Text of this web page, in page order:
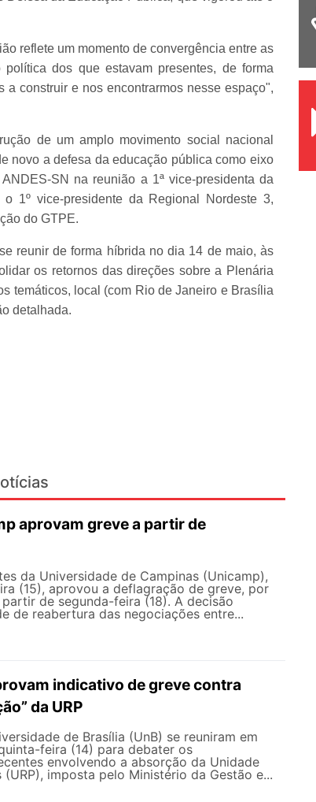
reflete um momento de convergência entre as
dos que estavam presentes, de forma
construir e nos encontrarmos nesse espaço",
de um amplo movimento social nacional
novo a defesa da educação pública como eixo
SN na reunião a 1ª vice-presidenta da
1º vice-presidente da Regional Nordeste 3,
do GTPE.
reunir de forma híbrida no dia 14 de maio, às
os retornos das direções sobre a Plenária
temáticos, local (com Rio de Janeiro e Brasília
detalhada.
aprovam greve a partir de
da Universidade de Campinas (Unicamp),
(15), aprovou a deflagração de greve, por
de segunda-feira (18). A decisão
de reabertura das negociações entre...
indicativo de greve contra
da URP
de Brasília (UnB) se reuniram em
feira (14) para debater os
envolvendo a absorção da Unidade
imposta pelo Ministério da Gestão e...